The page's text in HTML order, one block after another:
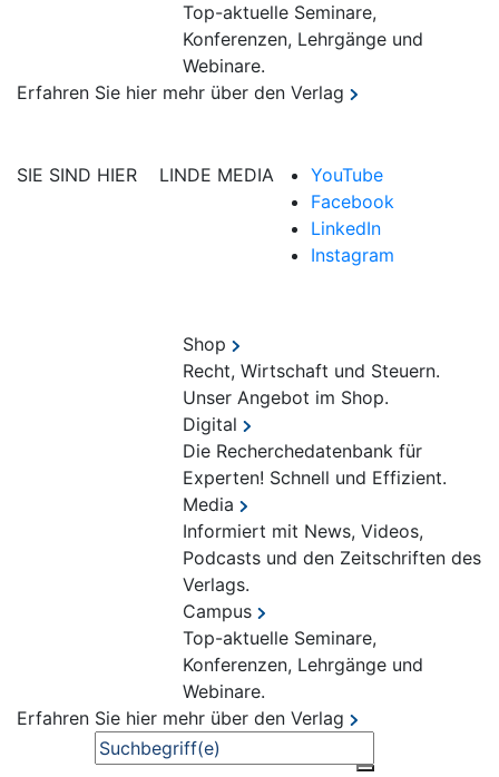
Top-aktuelle Seminare,
Konferenzen, Lehrgänge und
Webinare.
Erfahren Sie hier mehr über den Verlag
SIE SIND HIER LINDE MEDIA
YouTube
Facebook
LinkedIn
Instagram
Shop
Recht, Wirtschaft und Steuern.
Unser Angebot im Shop.
Digital
Die Recherchedatenbank für
Experten! Schnell und Effizient.
Media
Informiert mit News, Videos,
Podcasts und den Zeitschriften des
Verlags.
Campus
Top-aktuelle Seminare,
Konferenzen, Lehrgänge und
Webinare.
Erfahren Sie hier mehr über den Verlag
Suche